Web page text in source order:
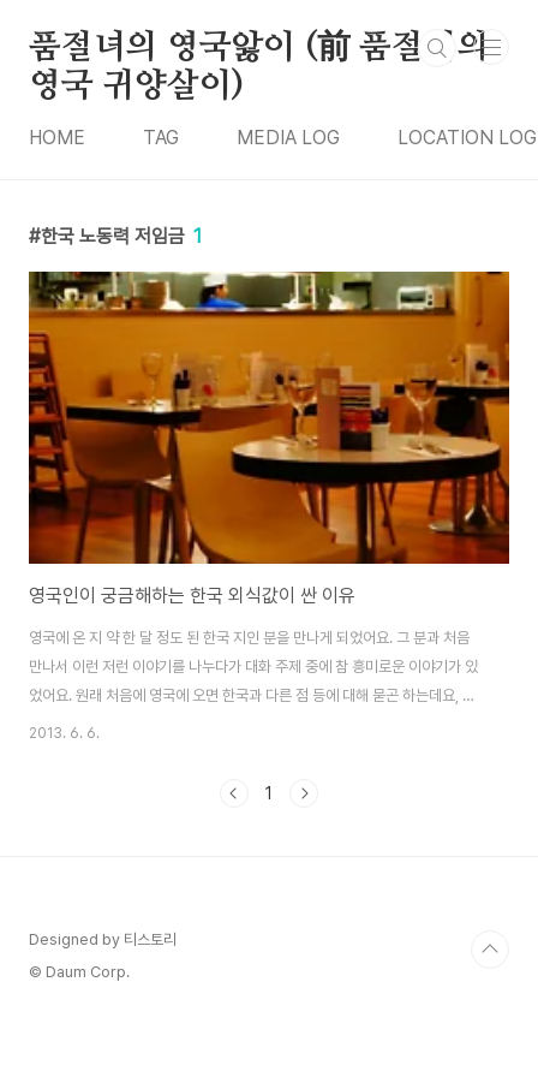
품절녀의 영국앓이 (前 품절녀의
영국 귀양살이)
HOME TAG MEDIA LOG LOCATION LOG
한국 노동력 저임금 1
영국인이 궁금해하는 한국 외식값이 싼 이유
영국에 온 지 약 한 달 정도 된 한국 지인 분을 만나게 되었어요. 그 분과 처음
만나서 이런 저런 이야기를 나누다가 대화 주제 중에 참 흥미로운 이야기가 있
었어요. 원래 처음에 영국에 오면 한국과 다른 점 등에 대해 묻곤 하는데요, 그
중에서 그녀는 주부답게 영국의 식재료 가격에 강한 인상을 받은 것 같았습니
것 같다. (출처: Google Image) 영국은 물가가 엄청 비싸다고만 들어서 알고
2013. 6. 6.
1
Designed by 티스토리
© Daum Corp.